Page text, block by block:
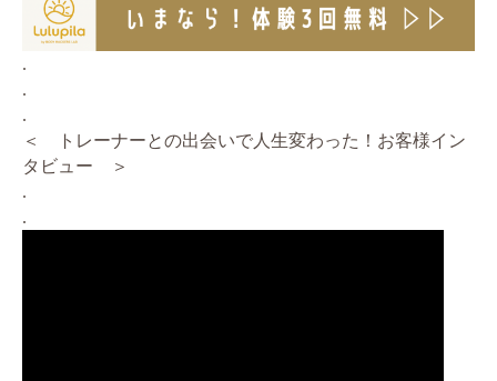
.
.
.
＜ トレーナーとの出会いで人生変わった！お客様イン
タビュー ＞
.
.